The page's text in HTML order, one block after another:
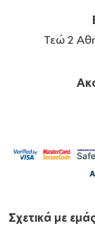
Τεώ 2
Σχετικά με εμάς